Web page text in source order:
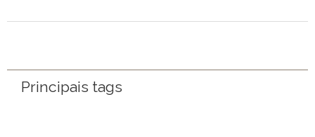
Principais tags